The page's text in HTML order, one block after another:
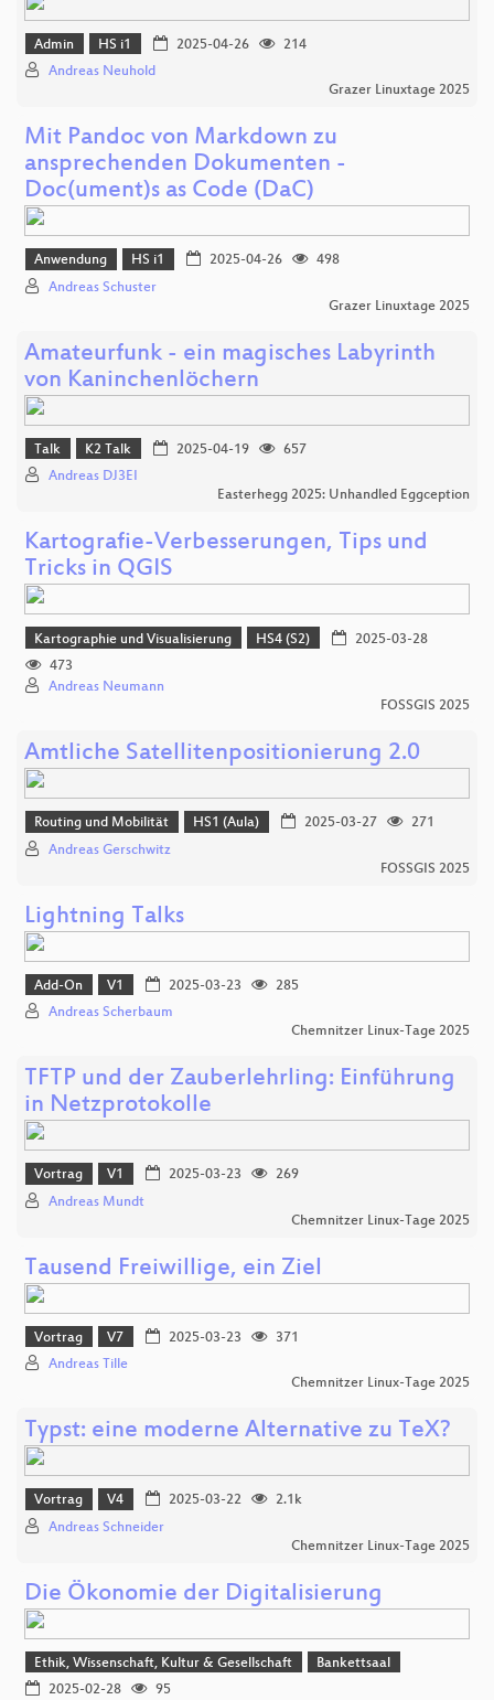
Admin HS i1 2025-04-26
214
Andreas Neuhold
Grazer Linuxtage 2025
Mit Pandoc von Markdown zu
ansprechenden Dokumenten -
Doc(ument)s as Code (DaC)
Anwendung HS i1 2025-04-26
498
Andreas Schuster
Grazer Linuxtage 2025
Amateurfunk - ein magisches Labyrinth
von Kaninchenlöchern
Talk K2 Talk 2025-04-19
657
Andreas DJ3EI
Easterhegg 2025: Unhandled Eggception
Kartografie-Verbesserungen, Tips und
Tricks in QGIS
Kartographie und Visualisierung HS4 (S2)
2025-03-28
473
Andreas Neumann
FOSSGIS 2025
Amtliche Satellitenpositionierung 2.0
Routing und Mobilität HS1 (Aula) 2025-03-27
271
Andreas Gerschwitz
FOSSGIS 2025
Lightning Talks
Add-On V1 2025-03-23
285
Andreas Scherbaum
Chemnitzer Linux-Tage 2025
TFTP und der Zauberlehrling: Einführung
in Netzprotokolle
Vortrag V1 2025-03-23
269
Andreas Mundt
Chemnitzer Linux-Tage 2025
Tausend Freiwillige, ein Ziel
Vortrag V7 2025-03-23
371
Andreas Tille
Chemnitzer Linux-Tage 2025
Typst: eine moderne Alternative zu TeX?
Vortrag V4 2025-03-22
2.1k
Andreas Schneider
Chemnitzer Linux-Tage 2025
Die Ökonomie der Digitalisierung
Ethik, Wissenschaft, Kultur & Gesellschaft
Bankettsaal
2025-02-28
95